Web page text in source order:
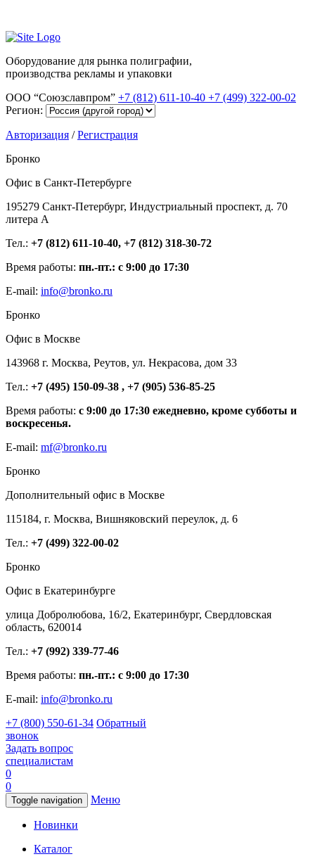
Оборудование для рынка полиграфии,
производства рекламы и упаковки
ООО “Союзславпром” +7 (812) 611-10-40 +7 (499) 322-00-02
Регион:
Авторизация /Регистрация
Бронко
Офис в Санкт-Петербурге
195279 Санкт-Петербург, Индустриальный проспект, д. 70
литера А
Тел.: +7 (812) 611-10-40, +7 (812) 318-30-72
Время работы: пн.-пт.: с 9:00 до 17:30
E-mail: info@bronko.ru
Бронко
Офис в Москве
143968 г. Москва, Реутов, ул. Некрасова, дом 33
Тел.: +7 (495) 150-09-38 , +7 (905) 536-85-25
Время работы: с 9:00 до 17:30 ежедневно, кроме субботы и
воскресенья.
E-mail: mf@bronko.ru
Бронко
Дополнительный офис в Москве
115184, г. Москва, Вишняковский переулок, д. 6
Тел.: +7 (499) 322-00-02
Бронко
Офис в Екатеринбурге
улица Добролюбова, 16/2, Екатеринбург, Свердловская
область, 620014
Тел.: +7 (992) 339-77-46
Время работы: пн.-пт.: с 9:00 до 17:30
E-mail: info@bronko.ru
+7 (800) 550-61-34 Обратный
звонок
Задать вопрос
специалистам
0
0
Toggle navigation Меню
Новинки
Каталог